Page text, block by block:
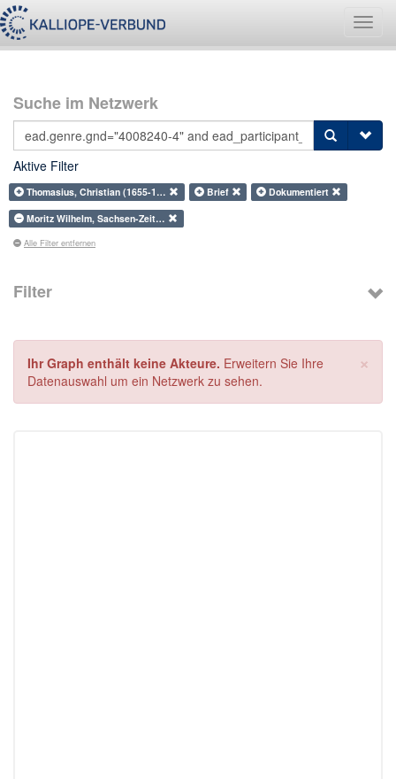
Suche im Netzwerk
Aktive Filter
Thomasius, Christian (1655-1… Brief
Dokumentiert
Moritz Wilhelm, Sachsen-Zeit…
Alle Filter entfernen
Filter
×
Ihr Graph enthält keine Akteure. Erweitern Sie Ihre
Datenauswahl um ein Netzwerk zu sehen.